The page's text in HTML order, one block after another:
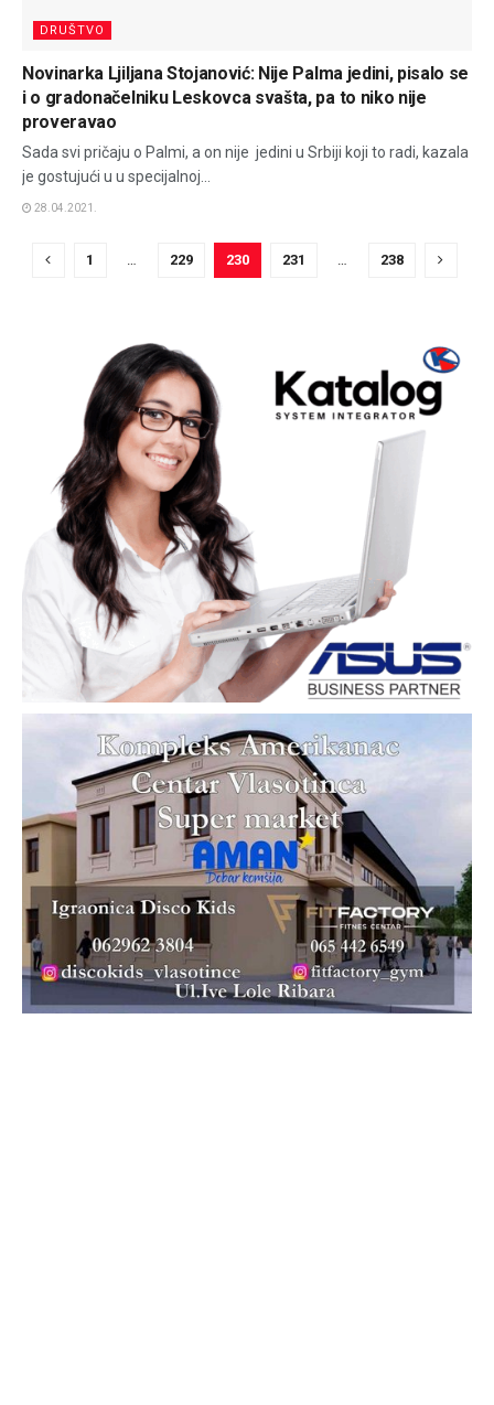
DRUŠTVO
Novinarka Ljiljana Stojanović: Nije Palma jedini, pisalo se
i o gradonačelniku Leskovca svašta, pa to niko nije
proveravao
Sada svi pričaju o Palmi, a on nije jedini u Srbiji koji to radi, kazala
je gostujući u u specijalnoj...
28.04.2021.
1 … 229 230 231 … 238